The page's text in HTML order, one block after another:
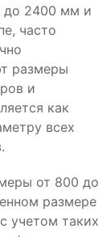
до 2400 мм и
часто
размеры
и
как
всех
от 800 до
размере
учетом таких